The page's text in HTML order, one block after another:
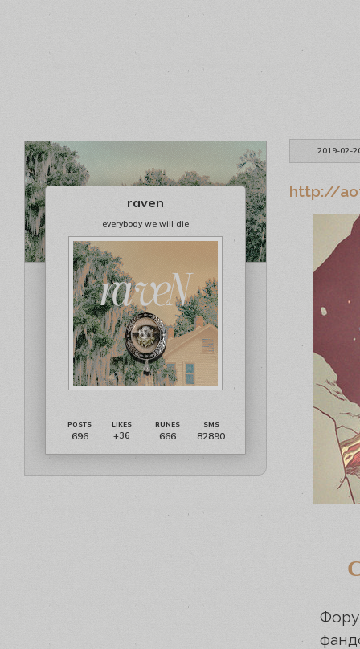
2019-02-
raven
everybody we will die
696 +36 666 82890
http://